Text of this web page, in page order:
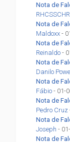
Nota de
RHCSSCHR
Nota de
Maldoxx -
Nota de
Reinaldo -
Nota de
Danilo
Nota de
Fábio - 01-
Nota de
Pedro Cruz
Nota de
Joseph -
Nota de